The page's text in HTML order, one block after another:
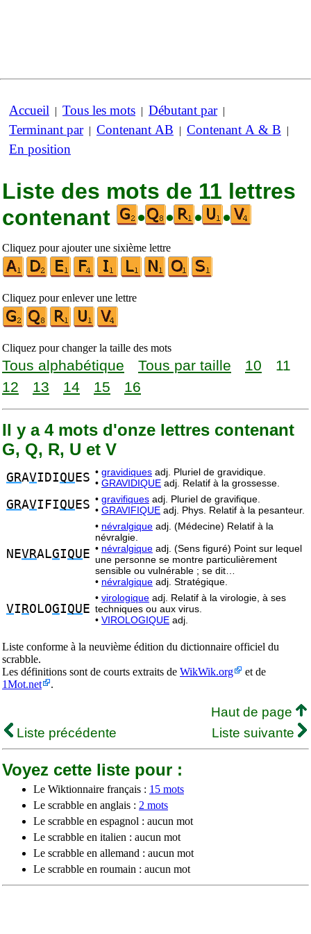
Accueil | Tous les mots | Débutant par|
Terminant par| Contenant AB | Contenant A & B |
En position
Liste des mots de 11 lettres
contenant
• • • •
Cliquez pour ajouter une sixième lettre
Cliquez pour enlever une lettre
Cliquez pour changer la taille des mots
Tous alphabétique Tous par taille 10
11
12
13 14 15 16
Il y a 4 mots d'onze lettres contenant
G, Q, R, U et V
GRAVIDIQU ES • gravidiques adj. Pluriel de gravidique.
• GRAVIDIQUE adj. Relatif à la grossesse.
GRAVIFIQU ES • gravifiques adj. Pluriel de gravifique.
• GRAVIFIQUE adj. Phys. Relatif à la pesanteur.
NEVRALGIQU E
• névralgique adj. (Médecine) Relatif à la
névralgie.
• névralgique adj. (Sens figuré) Point sur lequel
une personne se montre particulièrement
sensible ou vulnérable ; se dit…
• névralgique adj. Stratégique.
VI ROLOGIQU E
• virologique adj. Relatif à la virologie, à ses
techniques ou aux virus.
• VIROLOGIQUE adj.
Liste conforme à la neuvième édition du dictionnaire officiel du
scrabble.
Les définitions sont de courts extraits de WikWik.org
et de
1Mot.net
.
Haut de page
Liste précédente
Liste suivante
Voyez cette liste pour :
Le Wiktionnaire français : 15 mots
Le scrabble en anglais : 2 mots
Le scrabble en espagnol : aucun mot
Le scrabble en italien : aucun mot
Le scrabble en allemand : aucun mot
Le scrabble en roumain : aucun mot